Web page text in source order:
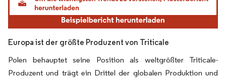
Europa ist der größte Produzent von Triticale
Polen behauptet seine Position als weltgrößter Triticale-
Produzent und trägt ein Drittel der globalen Produktion und